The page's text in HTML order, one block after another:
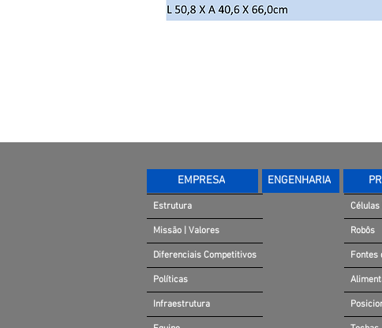
EMPRESA ENGENHARIA
Estrutura
Missão | Valores
Diferenciais Competitivos
Políticas
Infraestrutura
Células
Robôs
Fontes